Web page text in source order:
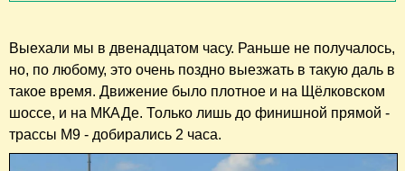
Выехали мы в двенадцатом часу. Раньше не получалось,
но, по любому, это очень поздно выезжать в такую даль в
такое время. Движение было плотное и на Щёлковском
шоссе, и на МКАДе. Только лишь до финишной прямой -
трассы М9 - добирались 2 часа.